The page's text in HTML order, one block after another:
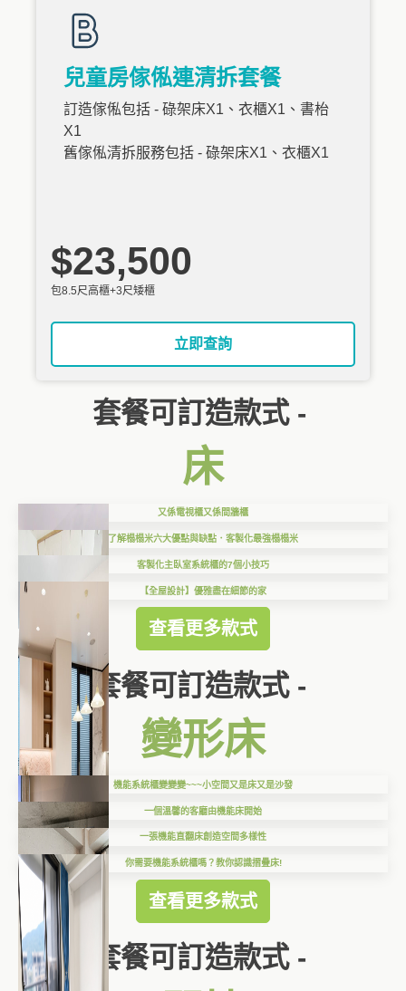
兒童房傢俬連清拆套餐
訂造傢俬包括 - 碌架床X1、衣櫃X1、書枱
X1
舊傢俬清拆服務包括 - 碌架床X1、衣櫃X1
$23,500
包8.5尺高櫃+3尺矮櫃
立即查詢
套餐可訂造款式 -
床
又係電視櫃又係間牆櫃
了解榻榻米六大優點與缺點．客製化最強榻榻米
客製化主臥室系統櫃的7個小技巧
【全屋設計】優雅盡在細節的家
查看更多款式
套餐可訂造款式 -
變形床
機能系統櫃變變變~~~小空間又是床又是沙發
一個溫馨的客廳由機能床開始
一張機能直翻床創造空間多樣性
你需要機能系統櫃嗎？教你認識摺疊床!
查看更多款式
套餐可訂造款式 -